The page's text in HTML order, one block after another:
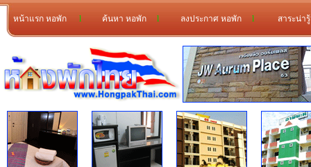
หน้าแรก หอพัก l ค้นหา หอพัก l ลงประกาศ หอพัก l สาระน่า